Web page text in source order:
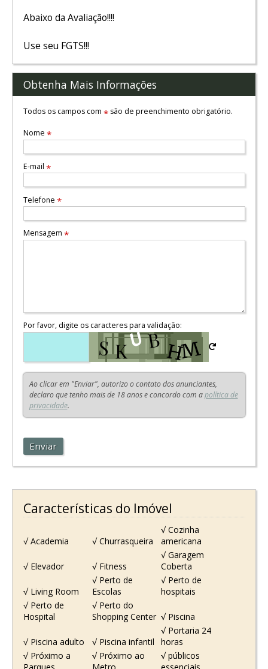
Abaixo da Avaliação!!!!
Use seu FGTS!!!
Obtenha Mais Informações
Todos os campos com *são de preenchimento obrigatório.
Nome *
E-mail *
Telefone *
Mensagem *
Por favor, digite os caracteres para validação:
Ao clicar em "Enviar", autorizo o contato dos anunciantes,
declaro que tenho mais de 18 anos e concordo com apolítica de
privacidade.
Enviar
Características do Imóvel
√ Academia √ Churrasqueira
√ Cozinha
americana
√ Elevador √ Fitness
√ Garagem
Coberta
√ Living Room
√ Perto de
Escolas
√ Perto de
hospitais
√ Perto de
Hospital
√ Perto do
Shopping Center √ Piscina
√ Piscina adulto √ Piscina infantil
√ Portaria 24
horas
√ Próximo a
√ Próximo ao
√ públicos